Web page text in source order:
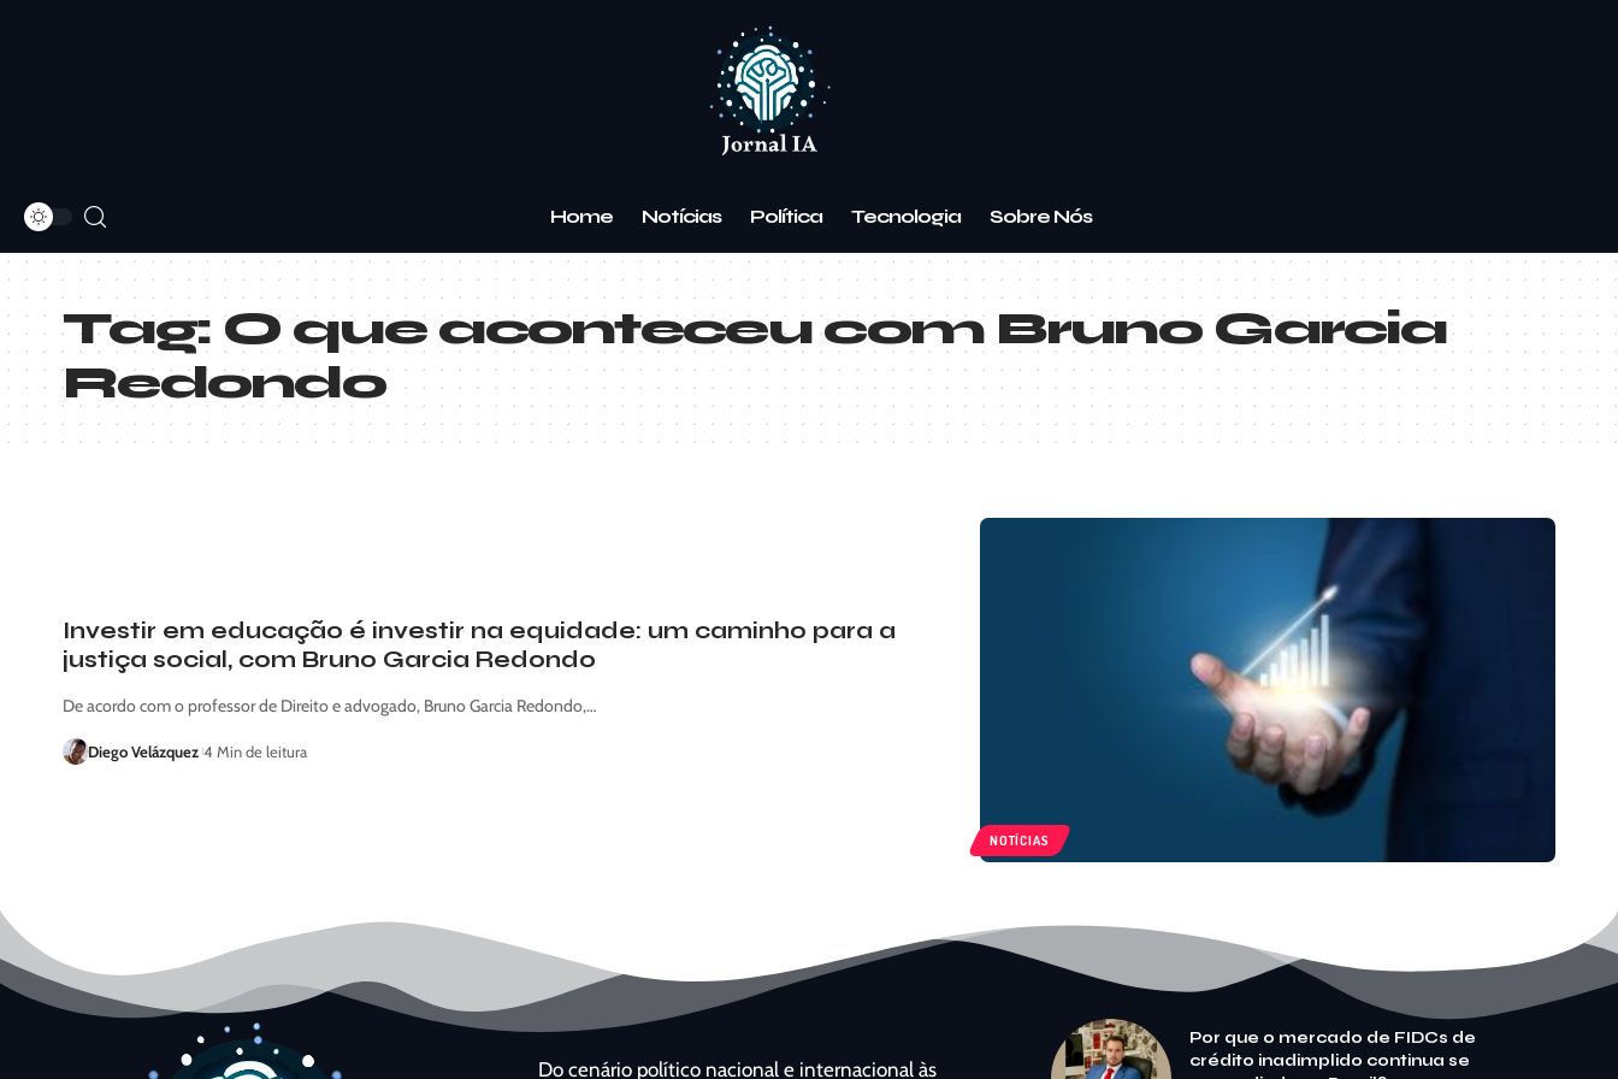
Home Notícias Política Tecnologia Sobre Nós
Tag: O que aconteceu com Bruno Garcia
Redondo
NOTÍCIAS
Investir em educação é investir na equidade: um caminho para a
justiça social, com Bruno Garcia Redondo
De acordo com o professor de Direito e advogado, Bruno Garcia Redondo,…
Diego Velázquez 4 Min de leitura
Do cenário político nacional e internacional às
Por que o mercado de FIDCs de
crédito inadimplido continua se